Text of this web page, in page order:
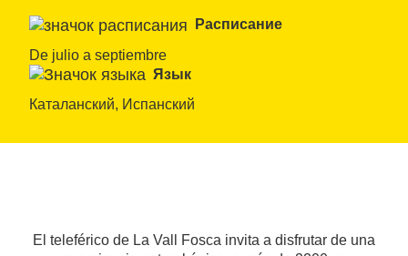
Расписание
De julio a septiembre
Язык
Каталанский, Испанский
El teleférico de La Vall Fosca invita a disfrutar de una